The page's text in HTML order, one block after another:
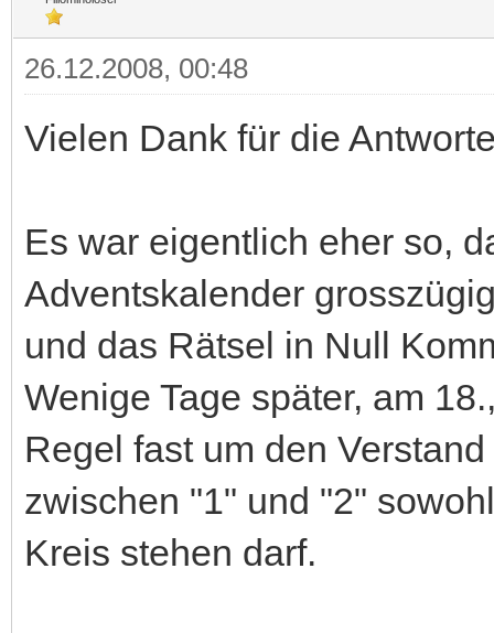
26.12.2008, 00:48
Vielen Dank für die
Es war eigentlich eher so,
Adventskalender
und das Rätsel in Null
Wenige Tage später, am
Regel fast um den
zwischen "1" und "2"
Kreis stehen darf.